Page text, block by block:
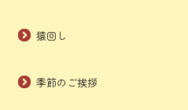
猿回し
季節のご挨拶